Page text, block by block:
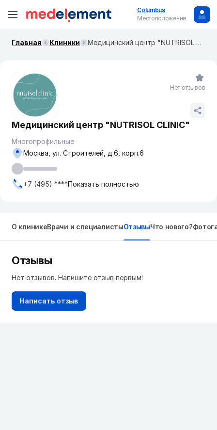
Columbus
Местоположение
Главная Клиники Медицинский центр "NUTRISOL CLINIC"
Медицинский центр "NUTRISOL CLINIC"
Многопрофильные
Москва, ​ул. Строителей, д.6, корп.6
+7 (495) ****Показать полностью
Нет отзывов
О клиникеВрачи и специалистыОтзывыЧто нового?
Отзывы
Нет отзывов. Напишите отзыв первым!
Написать отзыв